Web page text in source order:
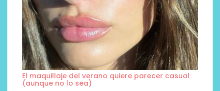
El maquillaje del verano quiere parecer casual
(aunque no lo sea)